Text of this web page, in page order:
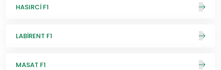
HASIRCİ F1
LABİRENT F1
MASAT F1